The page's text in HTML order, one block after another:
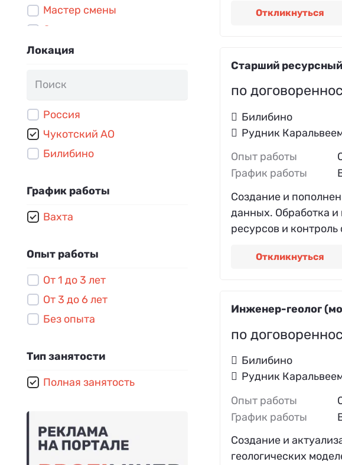
Мастер смены
Слесарь-ремонтник
Слесарь КИПиА
Участковый геолог
Инженер-геолог
Геолог-модельер
Диспетчер
Бурильщик
Локация
Россия
Чукотский АО
Билибино
График работы
Вахта
Опыт работы
От 1 до 3 лет
От 3 до 6 лет
Без опыта
Тип занятости
Полная занятость
Откликнуться
Старший ресурсный
по
Билибино
Рудник
Опыт работы
График работы
Создание и
данных. Обработка
ресурсов и контроль
Откликнуться
Инженер-геолог
по
Билибино
Рудник
Опыт работы
График работы
Создание и
геологических